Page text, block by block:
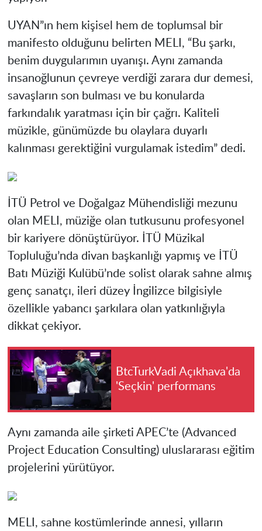
UYAN”ın hem kişisel hem de toplumsal bir
manifesto olduğunu belirten MELI, “Bu şarkı,
benim duygularımın uyanışı. Aynı zamanda
insanoğlunun çevreye verdiği zarara dur demesi,
savaşların son bulması ve bu konularda
farkındalık yaratması için bir çağrı. Kaliteli
müzikle, günümüzde bu olaylara duyarlı
kalınması gerektiğini vurgulamak istedim” dedi.
İTÜ Petrol ve Doğalgaz Mühendisliği mezunu
olan MELI, müziğe olan tutkusunu profesyonel
bir kariyere dönüştürüyor. İTÜ Müzikal
Topluluğu’nda divan başkanlığı yapmış ve İTÜ
Batı Müziği Kulübü’nde solist olarak sahne almış
genç sanatçı, ileri düzey İngilizce bilgisiyle
özellikle yabancı şarkılara olan yatkınlığıyla
dikkat çekiyor.
BtcTurkVadi Açıkhava'da
'Seçkin' performans
Aynı zamanda aile şirketi APEC’te (Advanced
Project Education Consulting) uluslararası eğitim
projelerini yürütüyor.
MELI, sahne kostümlerinde annesi, yılların